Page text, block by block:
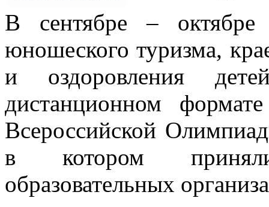
В сентябре –
юношеского туризма,
и оздоровления
дистанционном
Всероссийской
в котором
образовательных